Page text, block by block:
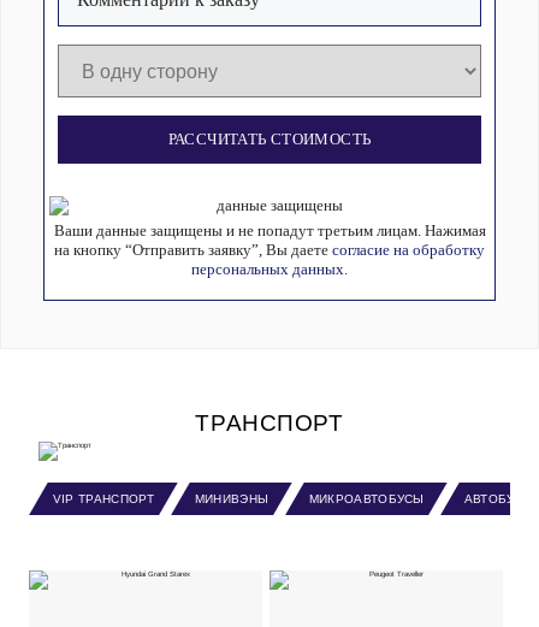
РАССЧИТАТЬ СТОИМОСТЬ
Ваши данные защищены и не попадут третьим лицам. Нажимая
на кнопку “Отправить заявку”, Вы даете согласие на обработку
персональных данных.
ТРАНСПОРТ
VIP ТРАНСПОРТ МИНИВЭНЫ МИКРОАВТОБУСЫ АВТОБУСЫ